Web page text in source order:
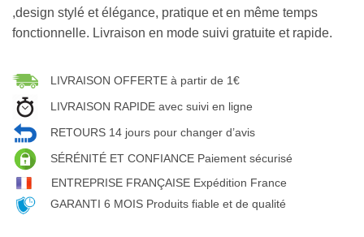
,design stylé et élégance, pratique et en même temps
fonctionnelle. Livraison en mode suivi gratuite et rapide.
LIVRAISON OFFERTE à partir de 1€
LIVRAISON RAPIDE avec suivi en ligne
RETOURS 14 jours pour changer d’avis
SÉRÉNITÉ ET CONFIANCE Paiement sécurisé
ENTREPRISE FRANÇAISE Expédition France
GARANTI 6 MOIS Produits fiable et de qualité